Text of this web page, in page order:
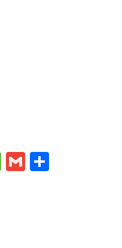
Message
Gmail